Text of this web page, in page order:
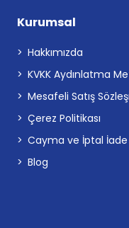
Kurumsal
Hakkımızda
KVKK Aydınlatma
Mesafeli Satış
Çerez Politikası
Cayma ve İptal İade
Blog